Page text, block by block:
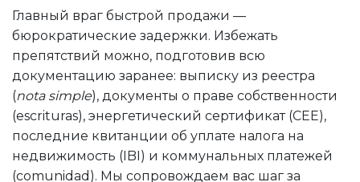
Главный враг быстрой продажи —
бюрократические задержки. Избежать
препятствий можно, подготовив всю
документацию заранее: выписку из реестра
(nota simple), документы о праве собственности
(escrituras), энергетический сертификат (CEE),
последние квитанции об уплате налога на
недвижимость (IBI) и коммунальных платежей
(comunidad). Мы сопровождаем вас шаг за